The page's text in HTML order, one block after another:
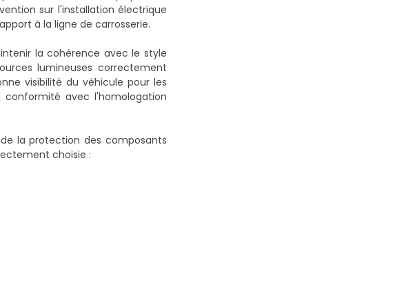
sur l'installation électrique
à la ligne de carrosserie.
la cohérence avec le style
lumineuses correctement
visibilité du véhicule pour les
avec l'homologation
la protection des composants
choisie :